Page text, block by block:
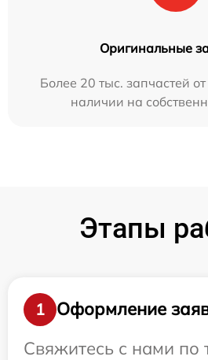
Оригинальные
Более 20 тыс. запчастей
наличии на
Этапы
1
Оформление
Свяжитесь с нами по